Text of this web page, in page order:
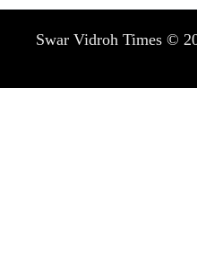
Swar Vidroh Times ©